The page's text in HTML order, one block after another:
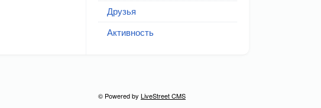
Друзья
Активность
© Powered by LiveStreet CMS